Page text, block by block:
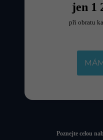
jen 1
při obratu
Poznejte celou